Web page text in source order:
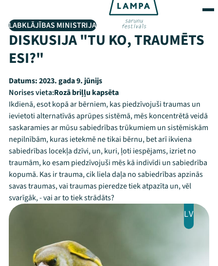
LABKLĀJĪBAS MINISTRIJA
DISKUSIJA "TU KO, TRAUMĒTS
ESI?"
Datums:2023. gada 9. jūnijs
Norises vieta:Rozā briļļu kapsēta
Ikdienā, esot kopā ar bērniem, kas piedzīvojuši traumas un
ievietoti alternatīvās aprūpes sistēmā, mēs koncentrētā veidā
saskaramies ar mūsu sabiedrības trūkumiem un sistēmiskām
nepilnībām, kuras ietekmē ne tikai bērnu, bet arī ikviena
sabiedrības locekļa dzīvi, un, kuri, ļoti iespējams, izriet no
traumām, ko esam piedzīvojuši mēs kā indivīdi un sabiedrība
kopumā. Kas ir trauma, cik liela daļa no sabiedrības apzinās
savas traumas, vai traumas pieredze tiek atpazīta un, vēl
svarīgāk, - vai ar to tiek strādāts?
LV